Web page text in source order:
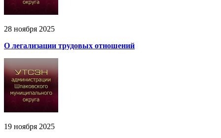
28 ноября 2025
О легализации трудовых отношений
19 ноября 2025